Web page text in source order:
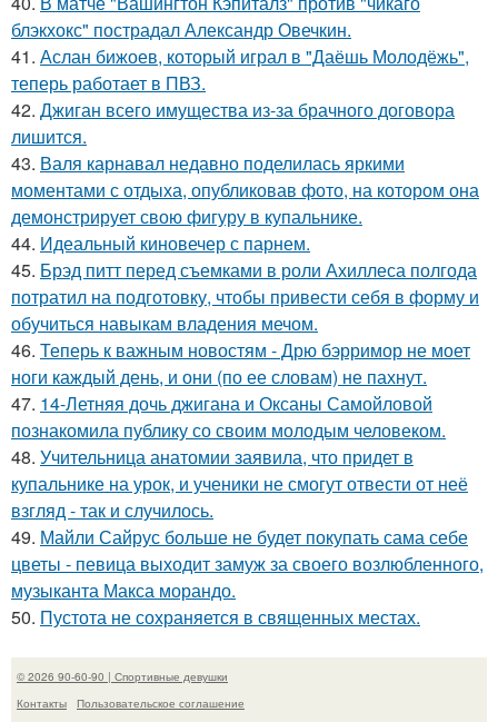
блэкхокс" пострадал Александр Овечкин.
41. Аслан бижоев, который играл в "Даёшь Молодёжь",
теперь работает в ПВЗ.
42. Джиган всего имущества из-за брачного договора
лишится.
43. Валя карнавал недавно поделилась яркими
моментами с отдыха, опубликовав фото, на котором она
демонстрирует свою фигуру в купальнике.
44. Идеальный киновечер с парнем.
45. Брэд питт перед съемками в роли Ахиллеса полгода
потратил на подготовку, чтобы привести себя в форму и
обучиться навыкам владения мечом.
46. Теперь к важным новостям - Дрю бэрримор не моет
ноги каждый день, и они (по ее словам) не пахнут.
47. 14-Летняя дочь джигана и Оксаны Самойловой
познакомила публику со своим молодым человеком.
48. Учительница анатомии заявила, что придет в
купальнике на урок, и ученики не смогут отвести от неё
взгляд - так и случилось.
49. Майли Сайрус больше не будет покупать сама себе
цветы - певица выходит замуж за своего возлюбленного,
музыканта Макса морандо.
50. Пустота не сохраняется в священных местах.
© 2026 90-60-90 | Спортивные девушки
Контакты
Пользовательское соглашение